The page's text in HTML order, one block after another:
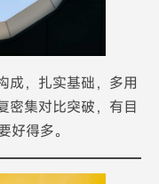
成，扎实基础，多用
密集对比突破，有目
好得多。